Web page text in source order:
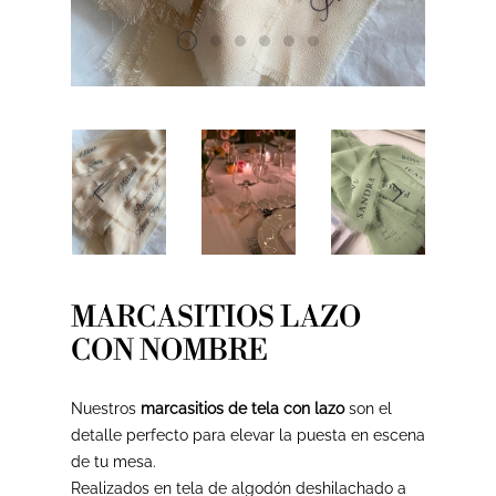
MARCASITIOS LAZO
CON NOMBRE
Nuestros marcasitios de tela con lazoson el
detalle perfecto para elevar la puesta en escena
de tu mesa.
Realizados en tela de algodón deshilachado a